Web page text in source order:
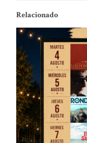
Relacionado